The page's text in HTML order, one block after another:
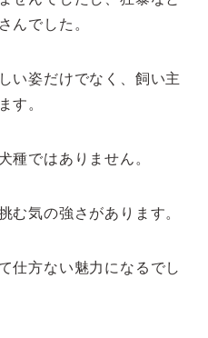
んでした。
い姿だけでなく、飼い主
す。
種ではありません。
む気の強さがあります。
仕方ない魅力になるでし